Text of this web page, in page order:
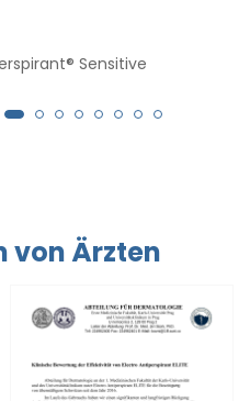
es schon viel
mehreren Monaten
Sensitive
von Ärzten